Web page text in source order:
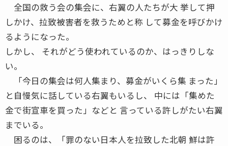
全国の救う会の集会に、右翼の人たちが大 挙して押
しかけ、拉致被害者を救うためと称 して募金を呼びかけ
るようになった。
しかし、 それがどう使われているのか、はっきりしな
い。
「今日の集会は何人集まり、募金がいくら集 まった」
と自慢気に話している右翼もいるし、 中には「集めた
金で街宣車を買った」などと 言っている許しがたい右翼
までいる。
困るのは、「罪のない日本人を拉致した北朝 鮮は許